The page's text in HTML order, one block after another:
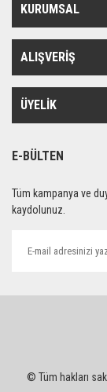
KURUMSAL
ALIŞVERİŞ
ÜYELİK
E-BÜLTEN
Tüm kampanya ve
kaydolunuz.
© Tüm hakları